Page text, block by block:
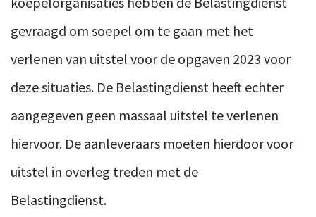
gevraagd om soepel om te gaan met het
verlenen van uitstel voor de opgaven 2023 voor
deze situaties. De Belastingdienst heeft echter
aangegeven geen massaal uitstel te verlenen
hiervoor. De aanleveraars moeten hierdoor voor
uitstel in overleg treden met de
Belastingdienst.